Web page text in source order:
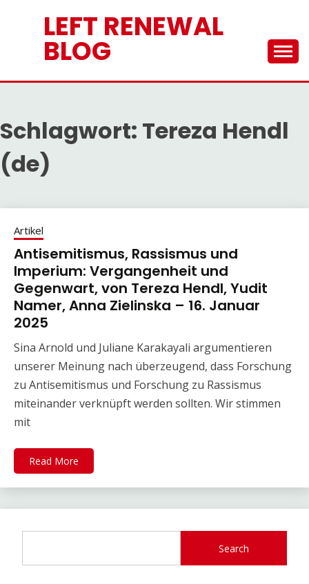
LEFT RENEWAL
BLOG
Schlagwort: Tereza Hendl
(de)
Artikel
Antisemitismus, Rassismus und
Imperium: Vergangenheit und
Gegenwart, von Tereza Hendl, Yudit
Namer, Anna Zielinska – 16. Januar
2025
Sina Arnold und Juliane Karakayali argumentieren
unserer Meinung nach überzeugend, dass Forschung
zu Antisemitismus und Forschung zu Rassismus
miteinander verknüpft werden sollten. Wir stimmen
mit
Read More
Search